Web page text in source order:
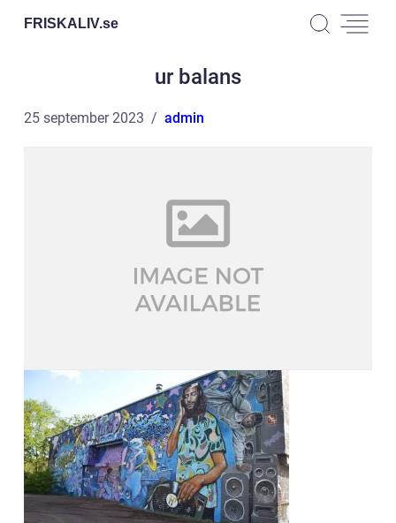
FRISKALIV.se
ur balans
25 september 2023 admin